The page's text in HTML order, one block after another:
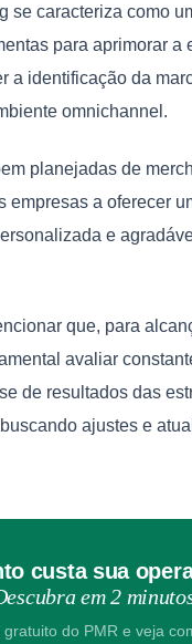
se caracteriza como
para aprimorar a
a identificação da
omnichannel.
planejadas de
empresas a oferecer
e
que, para
avaliar
de resultados das
ajustes e
custa sua
em 2
gratuito do PMR e veja